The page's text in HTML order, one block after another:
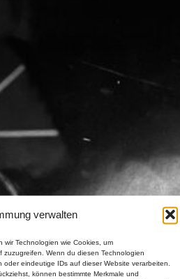
verwalten
wir Technologien wie Cookies, um
Wenn du diesen Technologien
eindeutige IDs auf dieser Website verarbeiten.
können bestimmte Merkmale und